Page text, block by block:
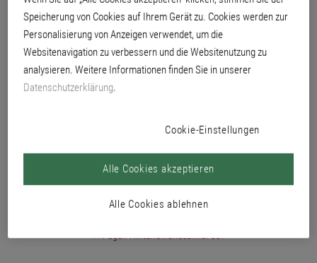
Merkblatt 23. Zum Vorfüllen tiefer Fugen und zur Vermeidung einer
Dreiflankenhaftung.
Speicherung von Cookies auf Ihrem Gerät zu. Cookies werden zur
Personalisierung von Anzeigen verwendet, um die
Websitenavigation zu verbessern und die Websitenutzung zu
analysieren. Weitere Informationen finden Sie in unserer
Datenschutzerklärung.
Cookie-Einstellungen
Alle Cookies ablehnen
Alle Cookies akzeptieren